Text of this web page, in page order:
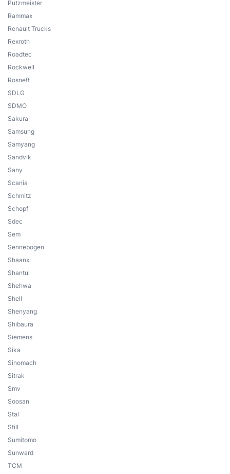
Putzmeister
Rammax
Renault Trucks
Rexroth
Roadtec
Rockwell
Rosneft
SDLG
SDMO
Sakura
Samsung
Samyang
Sandvik
Sany
Scania
Schmitz
Schopf
Sdec
Sem
Sennebogen
Shaanxi
Shantui
Shehwa
Shell
Shenyang
Shibaura
Siemens
Sika
Sinomach
Sitrak
Smv
Soosan
Stal
Still
Sumitomo
Sunward
TCM